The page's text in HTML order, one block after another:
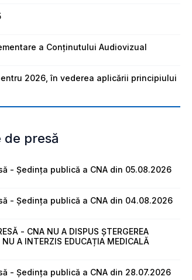
a Conținutului Audiovizual
2026, în vederea aplicării principiului
de presă
- Ședința publică a CNA din 05.08.2026
- Ședința publică a CNA din 04.08.2026
- CNA NU A DISPUS ȘTERGEREA
A INTERZIS EDUCAȚIA MEDICALĂ
- Ședința publică a CNA din 28.07.2026